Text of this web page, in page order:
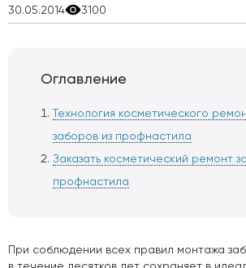
30.05.2014 3100
Оглавление
Технология косметического
заборов из профнастила
Заказать косметический ремонт
профнастила
При соблюдении всех правил монтажа